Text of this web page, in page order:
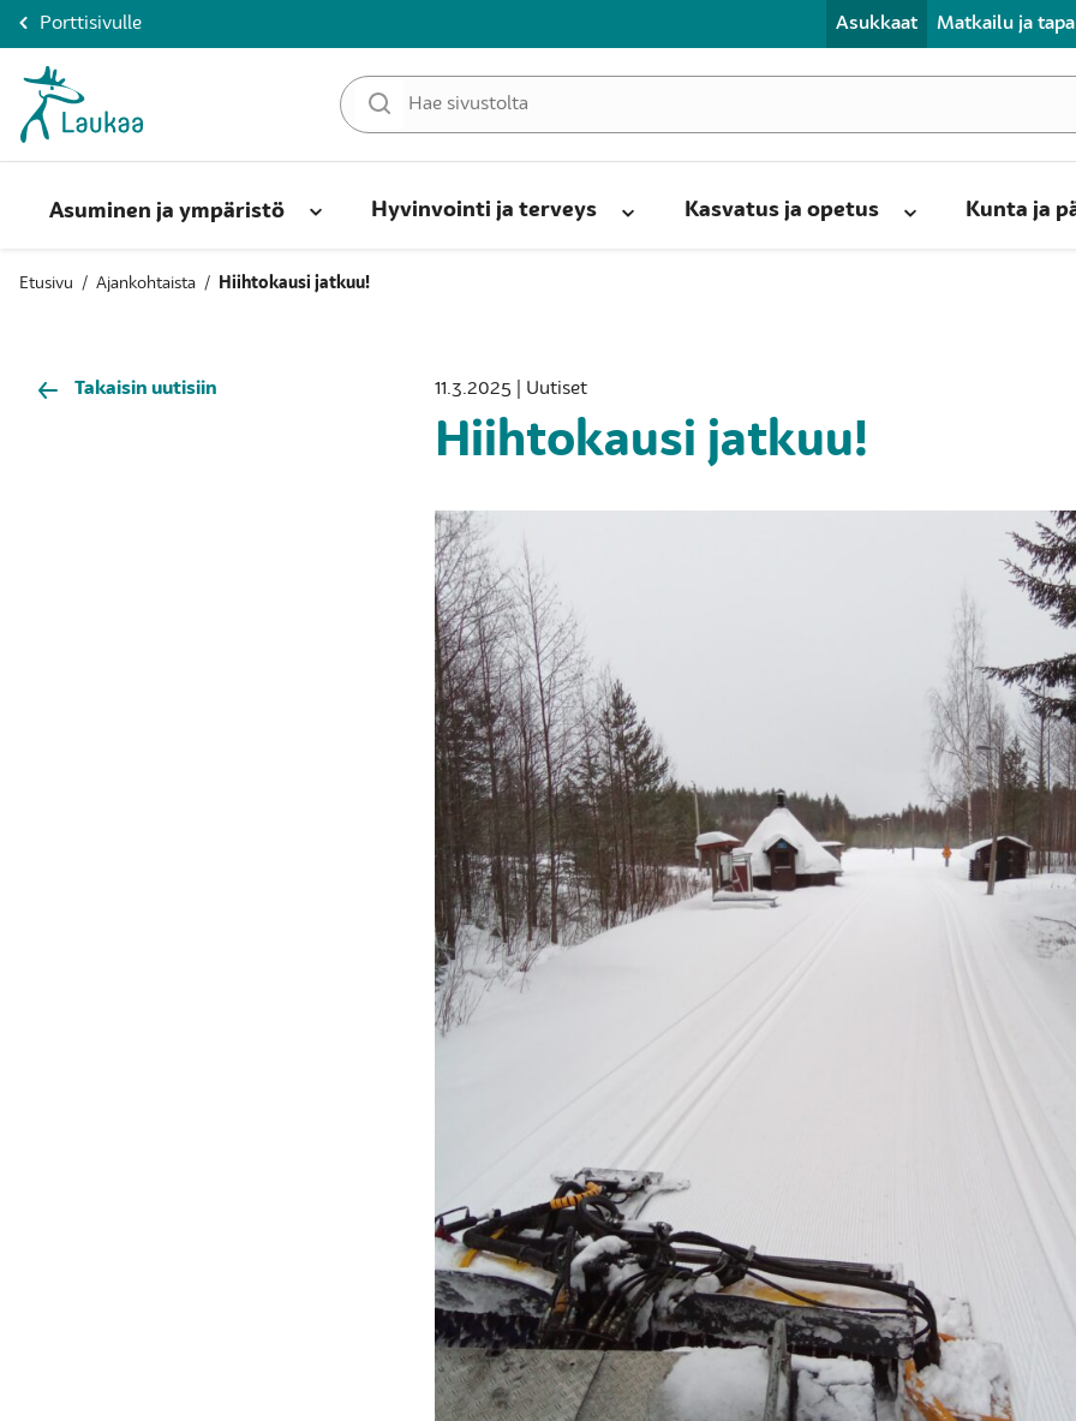
Porttisivulle Asukkaat Matkailu ja
Asuminen ja ympäristö Hyvinvointi ja terveys Kasvatus ja opetus Kunta ja
Etusivu / Ajankohtaista / Hiihtokausi jatkuu!
Takaisin uutisiin 11.3.2025 | Uutiset
Hiihtokausi jatkuu!